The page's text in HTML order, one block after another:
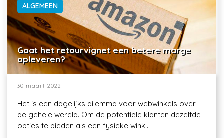
ALGEMEEN
Gaat het retourvignet een betere marge
opleveren?
30 maart 2022
Het is een dagelijks dilemma voor webwinkels over
de gehele wereld. Om de potentiële klanten dezelfde
opties te bieden als een fysieke wink...